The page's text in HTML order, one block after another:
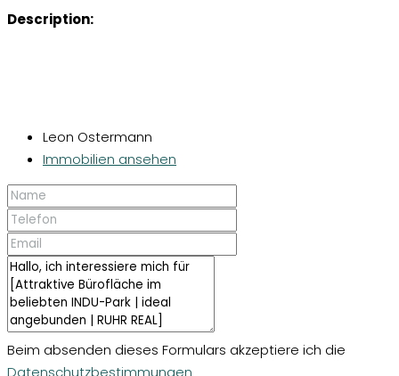
Description:
Leon Ostermann
Immobilien ansehen
Beim absenden dieses Formulars akzeptiere ich die
Datenschutzbestimmungen